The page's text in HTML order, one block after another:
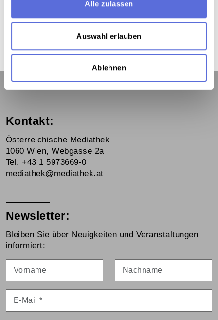
Alle zulassen
Auswahl erlauben
Ablehnen
Service" ( USIS ) aus der Wienbibliothek
Kontakt:
Österreichische Mediathek
1060 Wien, Webgasse 2a
Tel. +43 1 5973669-0
mediathek@mediathek.at
Newsletter:
Bleiben Sie über Neuigkeiten und Veranstaltungen
informiert: